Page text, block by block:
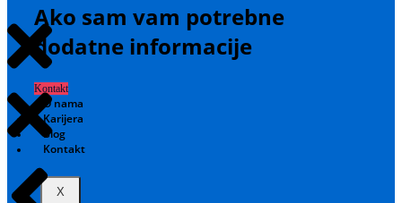
Ako sam vam potrebne
dodatne informacije
Kontakt
O nama
Karijera
Blog
Kontakt
X